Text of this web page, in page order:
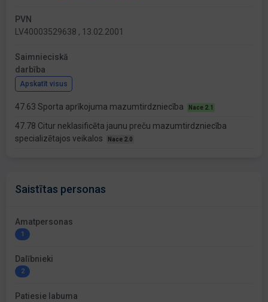
PVN
LV40003529638 , 13.02.2001
Saimnieciskā
darbība
Apskatīt visus
47.63 Sporta aprīkojuma mazumtirdzniecība Nace 2.1
47.78 Citur neklasificēta jaunu preču mazumtirdzniecība
specializētajos veikalos
Nace 2.0
Saistītas personas
Amatpersonas
1
Dalībnieki
2
Patiesie labuma